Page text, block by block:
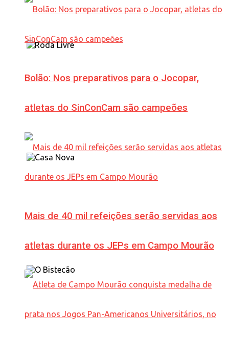
Bolão: Nos preparativos para o Jocopar,
atletas do SinConCam são campeões
Mais de 40 mil refeições serão servidas aos
atletas durante os JEPs em Campo Mourão